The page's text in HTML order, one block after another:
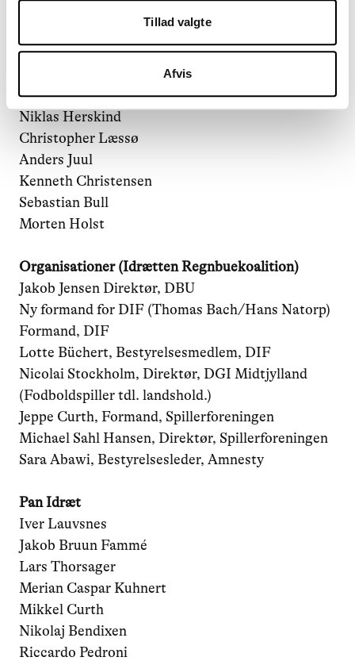
Tillad valgte
Afvis
Klaus Mygind, MB. Socialistisk Folkeparti
Cyron Melville
Niklas Herskind
Christopher Læssø
Anders Juul
Kenneth Christensen
Sebastian Bull
Morten Holst
Organisationer (Idrætten Regnbuekoalition)
Jakob Jensen Direktør, DBU
Ny formand for DIF (Thomas Bach/Hans Natorp)
Formand, DIF
Lotte Büchert, Bestyrelsesmedlem, DIF
Nicolai Stockholm, Direktør, DGI Midtjylland
(Fodboldspiller tdl. landshold.)
Jeppe Curth, Formand, Spillerforeningen
Michael Sahl Hansen, Direktør, Spillerforeningen
Sara Abawi, Bestyrelsesleder, Amnesty
Pan Idræt
Iver Lauvsnes
Jakob Bruun Fammé
Lars Thorsager
Merian Caspar Kuhnert
Mikkel Curth
Nikolaj Bendixen
Riccardo Pedroni